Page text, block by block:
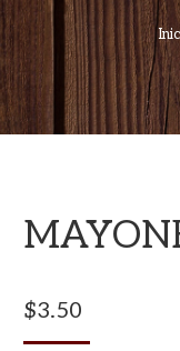
$3.50